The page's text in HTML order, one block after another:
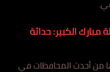
الكبير: حداثة
من أحدث المحافظات في